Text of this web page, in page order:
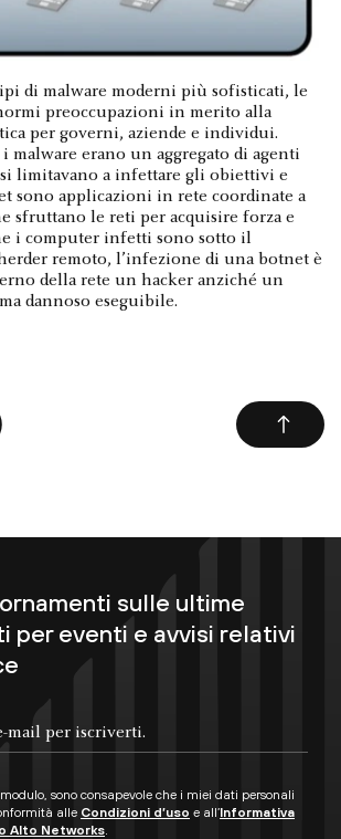
di malware moderni più sofisticati, le
preoccupazioni in merito alla
per governi, aziende e individui.
malware erano un aggregato di agenti
limitavano a infettare gli obiettivi e
sono applicazioni in rete coordinate a
sfruttano le reti per acquisire forza e
i computer infetti sono sotto il
remoto, l’infezione di una botnet è
della rete un hacker anziché un
dannoso eseguibile.
sulle ultime
per eventi e avvisi relativi
sono consapevole che i miei dati personali
alle Condizioni d’uso e all’Informativa
Alto Networks